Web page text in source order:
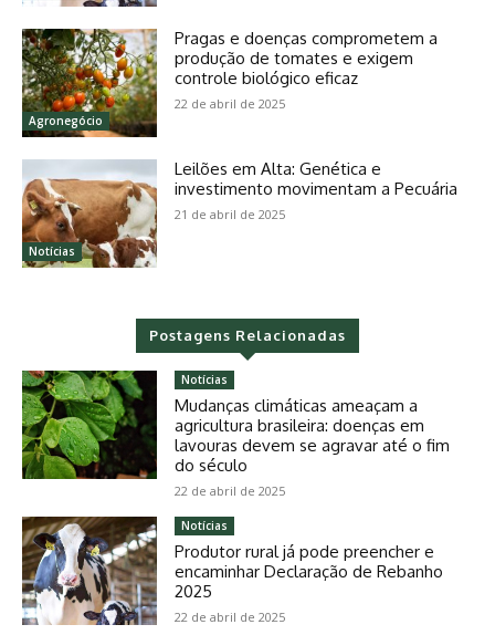
Agronegócio
Pragas e doenças comprometem a
produção de tomates e exigem
controle biológico eficaz
22 de abril de 2025
Notícias
Leilões em Alta: Genética e
investimento movimentam a Pecuária
21 de abril de 2025
Postagens Relacionadas
Notícias
Mudanças climáticas ameaçam a
agricultura brasileira: doenças em
lavouras devem se agravar até o fim
do século
22 de abril de 2025
Notícias
Produtor rural já pode preencher e
encaminhar Declaração de Rebanho
2025
22 de abril de 2025